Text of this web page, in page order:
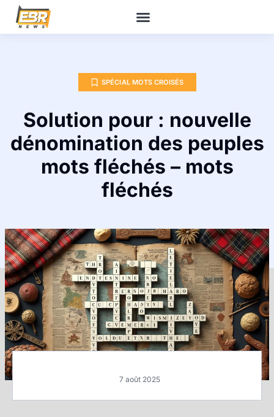
SPÉCIAL MOTS CROISÉS
Solution pour : nouvelle
dénomination des peuples
mots fléchés – mots
fléchés
7 août 2025